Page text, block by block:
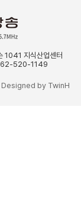
1041 지식산업센터
520-1149
Designed by TwinH